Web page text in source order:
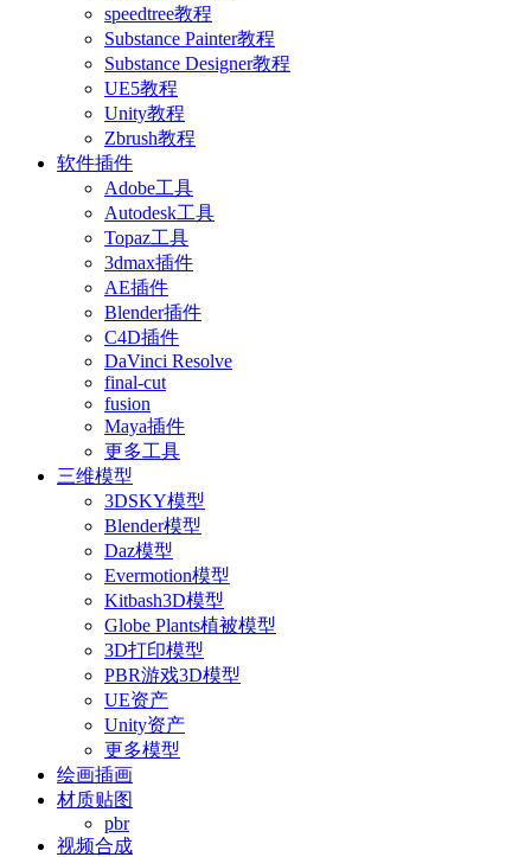
speedtree教程
Substance Painter教程
Substance Designer教程
UE5教程
Unity教程
Zbrush教程
软件插件
Adobe工具
Autodesk工具
Topaz工具
3dmax插件
AE插件
Blender插件
C4D插件
DaVinci Resolve
final-cut
fusion
Maya插件
更多工具
三维模型
3DSKY模型
Blender模型
Daz模型
Evermotion模型
Kitbash3D模型
Globe Plants植被模型
3D打印模型
PBR游戏3D模型
UE资产
Unity资产
更多模型
绘画插画
材质贴图
pbr
视频合成